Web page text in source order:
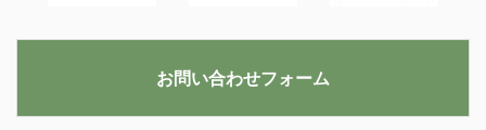
お問い合わせフォーム